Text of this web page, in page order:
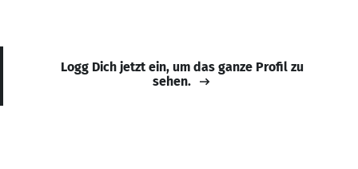
Logg Dich jetzt ein, um das ganze Profil zu
sehen.